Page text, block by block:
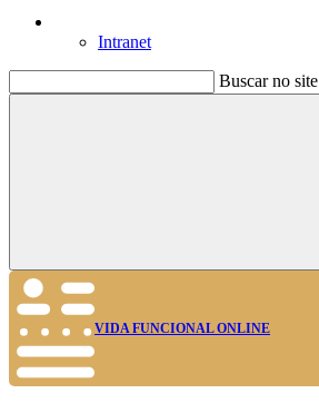
Intranet
Buscar no site
Buscar
VIDA FUNCIONAL ONLINE